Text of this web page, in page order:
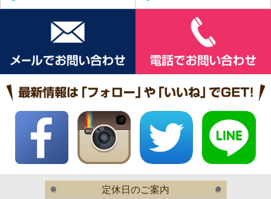
定休日のご案内